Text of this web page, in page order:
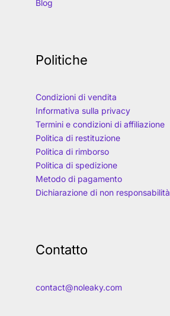
Blog
Politiche
Condizioni di vendita
Informativa sulla privacy
Termini e condizioni di affiliazione
Politica di restituzione
Politica di rimborso
Politica di spedizione
Metodo di pagamento
Dichiarazione di non responsabilità
Contatto
contact@noleaky.com